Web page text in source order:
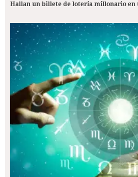
Hallan un billete de lotería millonario en